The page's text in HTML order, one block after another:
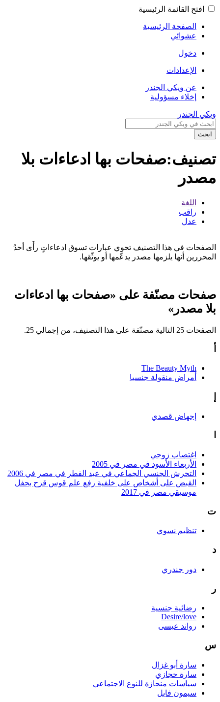
افتح القائمة الرئيسية
الصفحة الرئيسية
عشوائي
دخول
الإعدادات
عن ويكي الجندر
إخلاء مسؤولية
ويكي الجندر
ابحث
تصنيف:صفحات بها ادعاءات بلا
مصدر
اللغة
راقب
عدل
الصفحات في هذا التصنيف تحوي عبارات تسوق ادعاءاتٍ رأَى أحدُ
المحررين أنها يلزمها مصدر يدعّمها أو يوثّقها.
صفحات مصنّفة على «صفحات بها ادعاءات
بلا مصدر»
الصفحات 25 التالية مصنّفة على هذا التصنيف، من إجمالي 25.
The Beauty Myth
أمراض منقولة جنسيا
إجهاض قصدي
اغتصاب زوجي
الأربعاء الأسود في مصر في 2005
التحرش الجنسي الجماعي في عيد الفطر في مصر في 2006
القبض على أشخاص على خلفية رفع علم قوس قزح بحفل
موسيقي مصر في 2017
ت
تنظيم نسوي
د
دور جندري
ر
رضائية جنسية
Desire/love
رواند عيسى
س
سارة أبو غزال
سارة حجازي
سياسات منحازة للنوع الاجتماعي
سيمون فايل